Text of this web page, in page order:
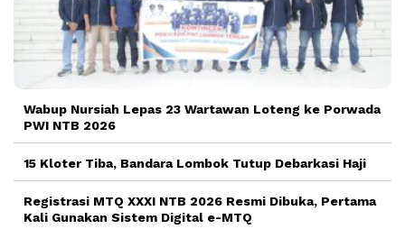
Wabup Nursiah Lepas 23 Wartawan Loteng ke Porwada
PWI NTB 2026
15 Kloter Tiba, Bandara Lombok Tutup Debarkasi Haji
Registrasi MTQ XXXI NTB 2026 Resmi Dibuka, Pertama
Kali Gunakan Sistem Digital e-MTQ